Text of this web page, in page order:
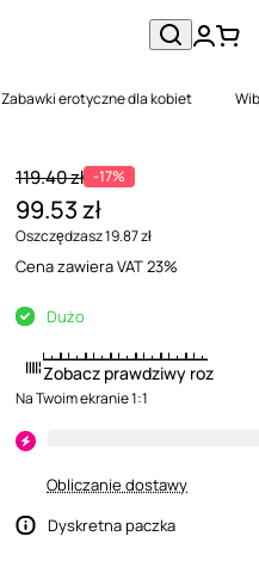
Zabawki erotyczne dla kobiet
119.40 zł -17%
99.53 zł
Oszczędzasz 19.87 zł
Cena zawiera VAT 23%
Dużo
Zobacz prawdziwy rozmiar
Na Twoim ekranie 1:1
Obliczanie dostawy
Dyskretna paczka